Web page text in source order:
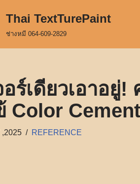
Thai TextTurePaint
ช่างหมี 064-609-2829
อร์เดียวเอาอ
Color Cement
REFERENCE